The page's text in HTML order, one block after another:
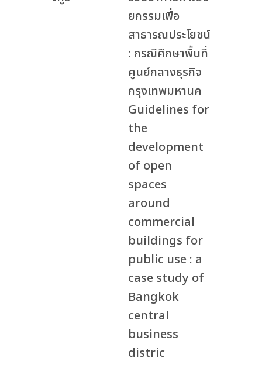
ยกรรมเพื่อ
สาธารณประโยชน์
: กรณีศึกษาพื้นที่
ศูนย์กลางธุรกิจ
กรุงเทพมหานค
Guidelines for
the
development
of open
spaces
around
commercial
buildings for
public use : a
case study of
Bangkok
central
business
distric